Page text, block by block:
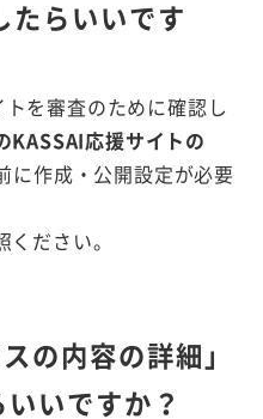
らいいです
を審査のために確認し
KASSAI応援サイトの
に作成・公開設定が必要
ください。
の内容の詳細」
いですか？